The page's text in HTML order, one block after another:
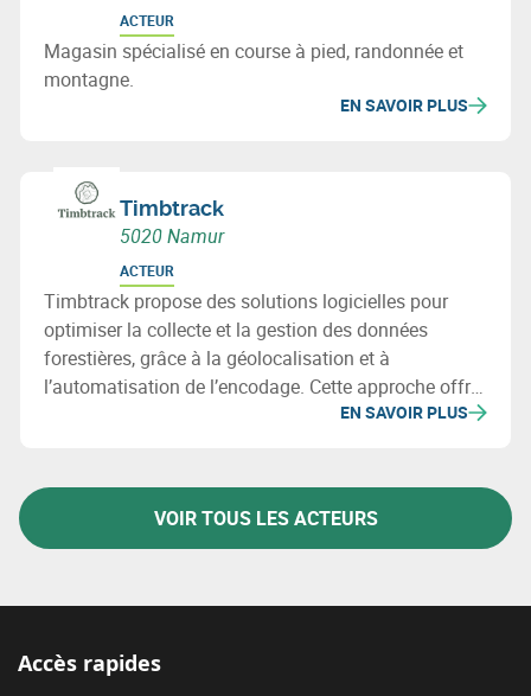
ACTEUR
Magasin spécialisé en course à pied, randonnée et
montagne.
EN SAVOIR PLUS
Timbtrack
5020 Namur
ACTEUR
Timbtrack propose des solutions logicielles pour
optimiser la collecte et la gestion des données
forestières, grâce à la géolocalisation et à
l’automatisation de l’encodage. Cette approche offre
une vue d’ensemble des actifs forestiers et facilite la
EN SAVOIR PLUS
VOIR TOUS LES ACTEURS
Accès rapides